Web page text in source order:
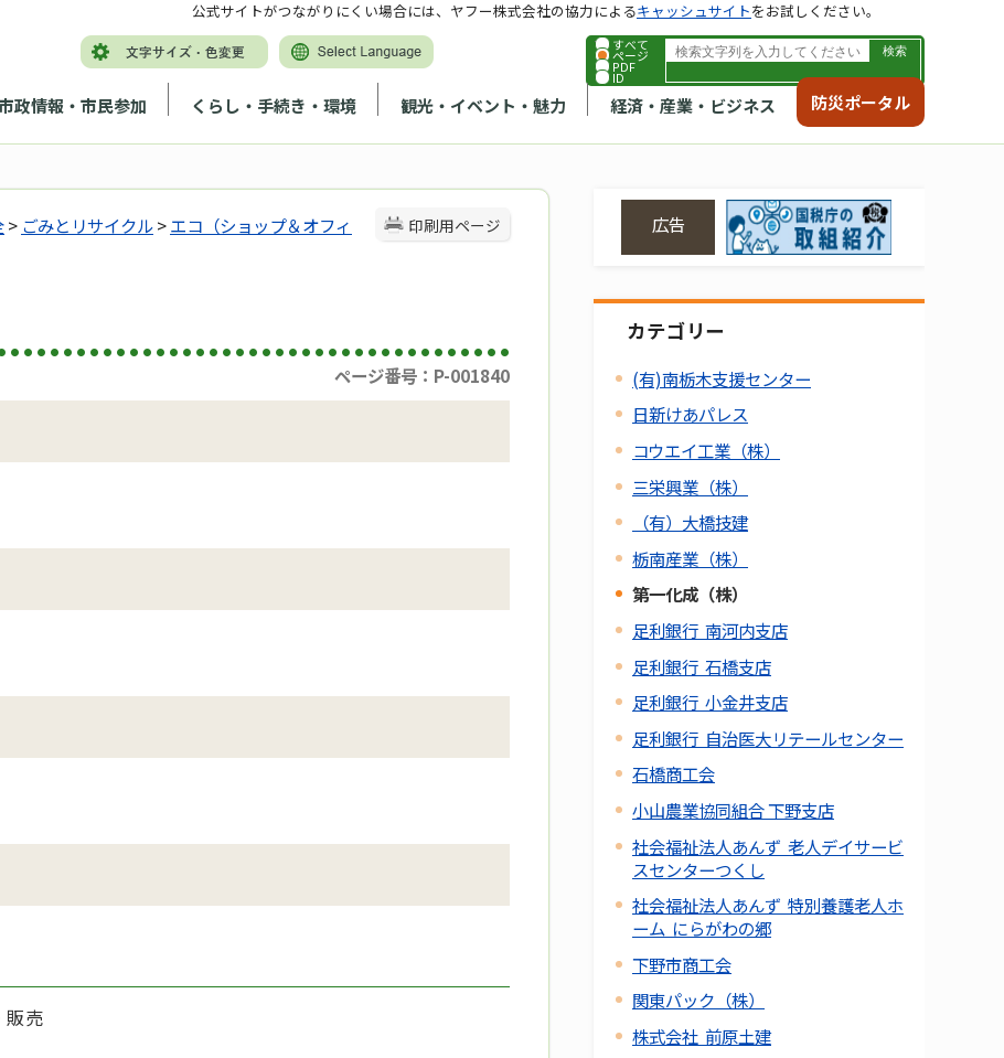
すべて
ページ
PDF
ID
政情報・市民参加 くらし・手続き・環境 観光・イベント・魅力 経済・産業・ビジネス 防災ポータル
公式サイトがつながりにくい場合には、ヤフー株式会社の協力によるキャッシュサイトをお試しください。
印刷用ページ
> ごみとリサイクル>エコ（ショップ＆オフィ
ページ番号：P-001840
販売
広告
カテゴリー
(有)南栃木支援センター
日新けあパレス
コウエイ工業（株）
三栄興業（株）
（有）大橋技建
栃南産業（株）
第一化成（株）
足利銀行 南河内支店
足利銀行 石橋支店
足利銀行 小金井支店
足利銀行 自治医大リテールセンター
石橋商工会
小山農業協同組合 下野支店
社会福祉法人あんず 老人デイサービ
スセンターつくし
社会福祉法人あんず 特別養護老人ホ
ーム にらがわの郷
下野市商工会
関東パック（株）
株式会社 前原土建